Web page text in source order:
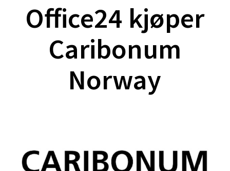
Office24 kjøper
Caribonum
Norway